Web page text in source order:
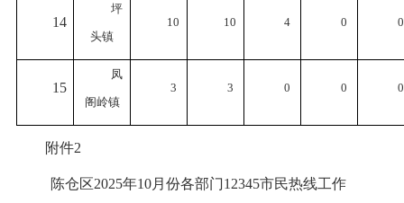
14
坪
头镇
10 10 4 0 0
15
凤
阁岭镇
3 3 0 0 0
附件2
陈仓区2025年10月份各部门12345市民热线工作